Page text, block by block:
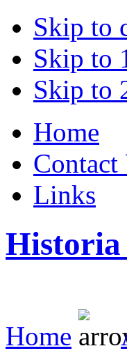
Skip to
Skip to
Skip to
Home
Contact
Links
Home